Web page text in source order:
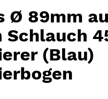
Ø 89mm
Schlauch
(Blau)